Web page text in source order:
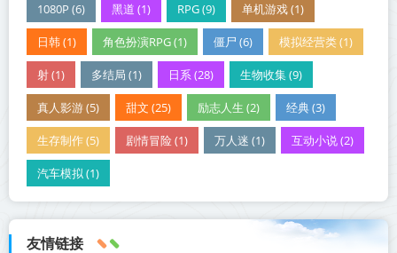
1080P (6) 黑道 (1) RPG (9) 单机游戏 (1)
日韩 (1) 角色扮演RPG (1) 僵尸 (6) 模拟经营类 (1)
射 (1) 多结局 (1) 日系 (28) 生物收集 (9)
真人影游 (5) 甜文 (25) 励志人生 (2) 经典 (3)
生存制作 (5) 剧情冒险 (1) 万人迷 (1) 互动小说 (2)
汽车模拟 (1)
友情链接